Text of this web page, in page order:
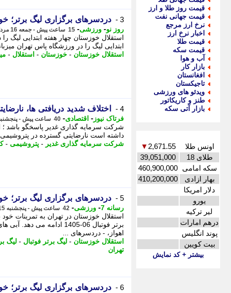
قیمت روز طلا و ارز
قیمت جهانی نفت
نرخ ارز مرجع
اخبار نرخ ارز
قیمت طلا
قیمت سکه
آب و هوا
بازار کار
افغانستان
تاجیکستان
ویدئو های ورزشی
طنز و کاریکاتور
بازار آتی سکه
اونس طلا 2,671.55
▼
طلای 18
39,051,000
سکه امامی 460,900,000
بهار ازادی
410,200,000
دلار امریکا
یورو
لیر ترکیه
درهم امارات
پوند انگلیس
بیت کویین
بیشتر + کد نمایش
3 - دردسرهای برگزاری لیگ برتر؛
روز نو- ورزشی- 15 ساعت پیش - جمعه 16 مرداد 1405، 16:37
استقلال خوزستان چهار هفته ابتدایی لیگ
ابتدایی لیگ را در ورزشگاه پاس تهران
استقلال خوزستان - خوزستان - استقلال -
4 - اختلاف شدید دریافتی ها،
فرتاک نیوز - اقتصادی- 40 ساعت پیش - پنجشنبه 15 مرداد 1405، 16:05
شرکت سرمایه گذاری غدیر پاسخگو باشد ؛
داشته است نارضایتی گسترده در
شرکت سرمایه گذاری غدیر - پتروشیمی -
5 - دردسرهای برگزاری لیگ برتر؛
رسانه 7 - ورزشی- 42 ساعت پیش - پنجشنبه 15 مرداد 1405، 13:25
استقلال خوزستان در تهران به تمرینات
برتر فوتبال 06-1405
اهواز، - دردسرهای ...
استقلال خوزستان - لیگ برتر فوتبال - لیگ
تهران
6 - دردسرهای برگزاری لیگ برتر؛